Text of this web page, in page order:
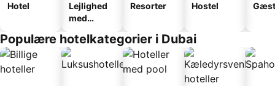
Hotel
Lejlighed
med
Resorter Hostel
Populære hotelkategorier i Dubai